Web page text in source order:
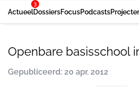
Actueel
3
DossiersFocusPodcasts
Openbare basisschool
Gepubliceerd: 20 apr. 2012